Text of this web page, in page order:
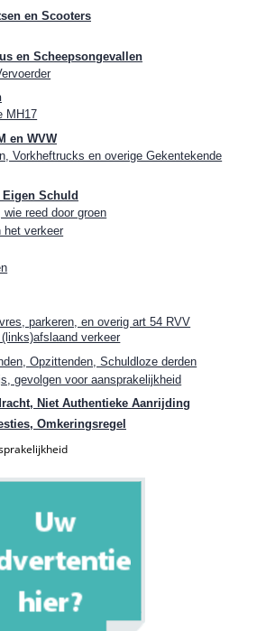
en Scooters
en Scheepsongevallen
MH17
en WVW
Vorkheftrucks en overige Gekentekende
Schuld
reed door groen
het verkeer
parkeren, en overig art 54 RVV
verkeer
Opzittenden, Schuldloze derden
gevolgen voor aansprakelijkheid
Niet Authentieke Aanrijding
Omkeringsregel